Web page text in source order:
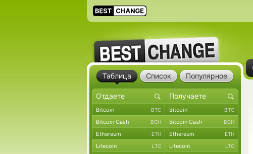
Таблица Список Популярное
Bitcoin BTC Bitcoin BTC
Bitcoin Cash BCH Bitcoin Cash BCH
Ethereum ETH Ethereum ETH
Litecoin LTC Litecoin LTC